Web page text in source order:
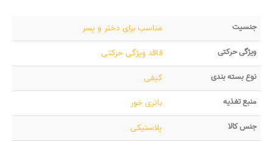
جنسیت مناسب برای دختر و پسر
ویژگی حرکتی فاقد ویژگی حرکتی
نوع بسته بندی کیفی
منبع تغذیه باتری خور
جنس کالا پلاستیکی